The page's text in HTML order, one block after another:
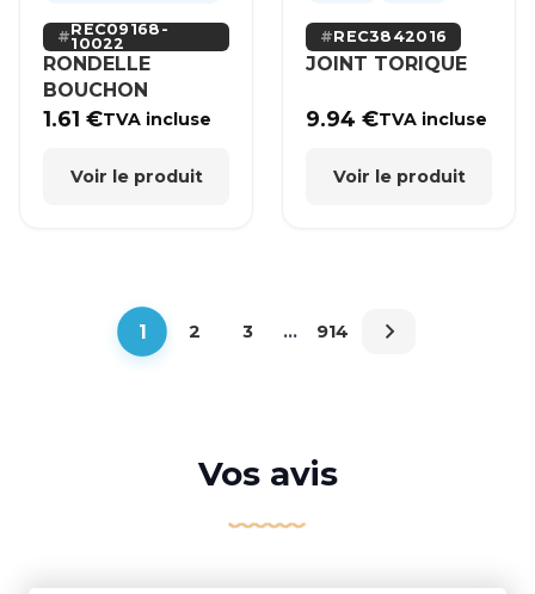
REC09168-
10022
RONDELLE
BOUCHON
1.61€TVA incluse
Voir le produit
REC3842016
JOINT TORIQUE
9.94€TVA incluse
Voir le produit
1 2 3 … 914
Vos avis